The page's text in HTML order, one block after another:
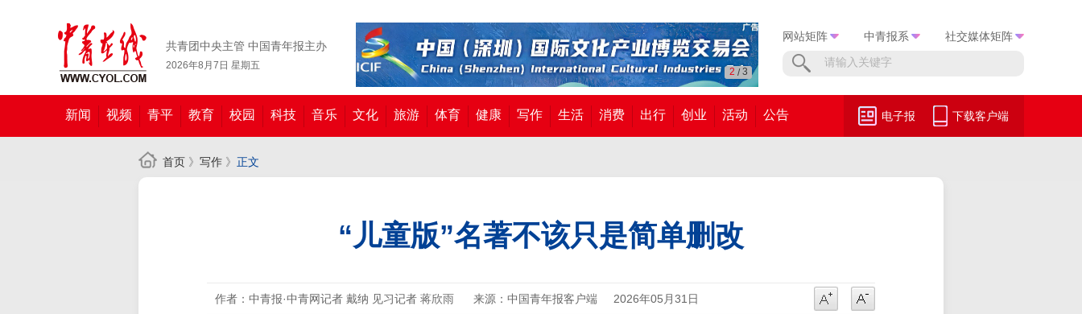
共青团中央主管 中国青年报主办
2026年8月7日 星期五
3 / 3
网站矩阵 中青报系 社交媒体矩阵
新闻 视频 青平 教育 校园 科技 音乐 文化 旅游 体育 健康 写作 生活 消费 出行 创业 活动 公告 电子报 下载客户端
首页 》 写作 》 正文
“儿童版”名著不该只是简单删改
作者：中青报·中青网记者 戴纳 见习记者 蒋欣雨 来源：中国青年报客户端 2026年05月31日